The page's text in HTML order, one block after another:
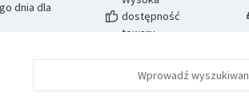
dnia dla
dostępność
towaru